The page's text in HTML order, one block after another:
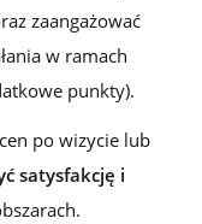
zaangażować
w ramach
punkty).
po wizycie lub
satysfakcję i